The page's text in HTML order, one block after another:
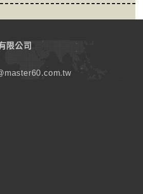
限公司